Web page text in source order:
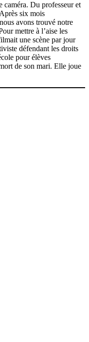
caméra. Du professeur et
six mois
avons trouvé notre
mettre à l’aise les
une scène par jour
défendant les droits
pour élèves
de son mari. Elle joue